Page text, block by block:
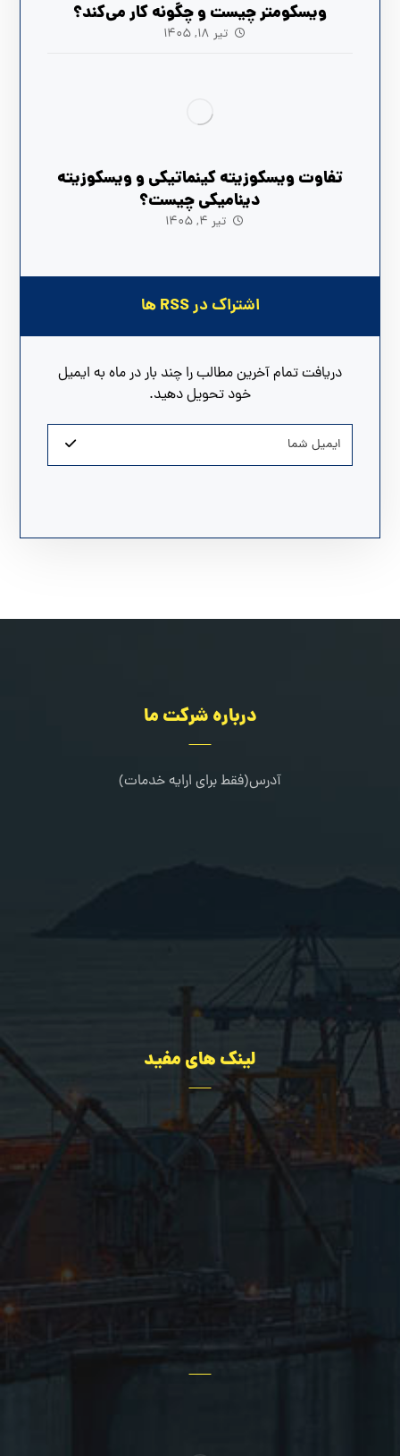
ویسکومتر چیست و چگونه کار می‌کند؟
تیر ۱۸, ۱۴۰۵
تفاوت ویسکوزیته کینماتیکی و ویسکوزیته
دینامیکی چیست؟
تیر ۴, ۱۴۰۵
اشتراک در RSS ها
دریافت تمام آخرین مطالب را چند بار در ماه به ایمیل
خود تحویل دهید.
درباره شرکت ما
آدرس(فقط برای ارایه خدمات)
09109216080
لینک های مفید
تجهیزات
سؤالات عمومی